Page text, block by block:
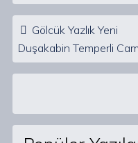
Post
Gölcük Yazlık Yeni
Duşakabin Temperli Cam